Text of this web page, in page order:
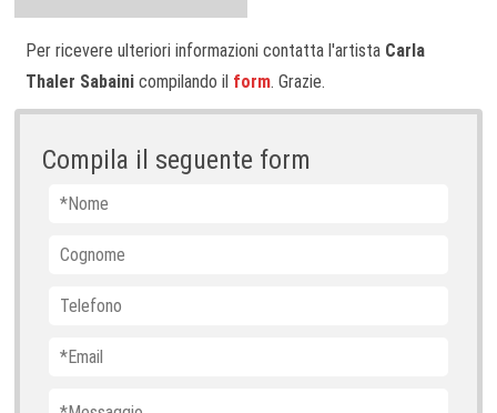
Per ricevere ulteriori informazioni contatta l'artista Carla
Thaler Sabaini compilando il form. Grazie.
Compila il seguente form